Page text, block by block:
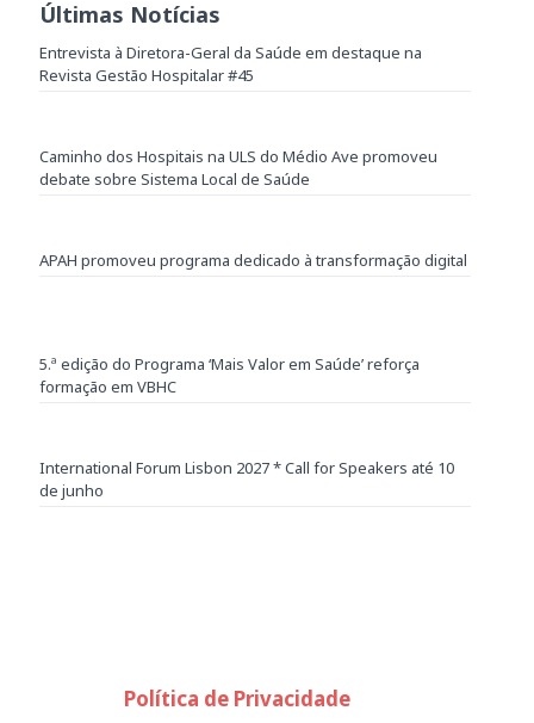
Últimas Notícias
Entrevista à Diretora-Geral da Saúde em destaque na
Revista Gestão Hospitalar #45
Caminho dos Hospitais na ULS do Médio Ave promoveu
debate sobre Sistema Local de Saúde
APAH promoveu programa dedicado à transformação digital
5.ª edição do Programa ‘Mais Valor em Saúde’ reforça
formação em VBHC
International Forum Lisbon 2027 * Call for Speakers até 10
de junho
Política de Privacidade